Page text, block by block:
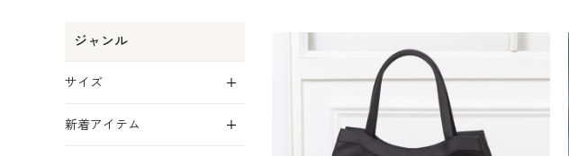
ジャンル
サイズ
新着アイテム